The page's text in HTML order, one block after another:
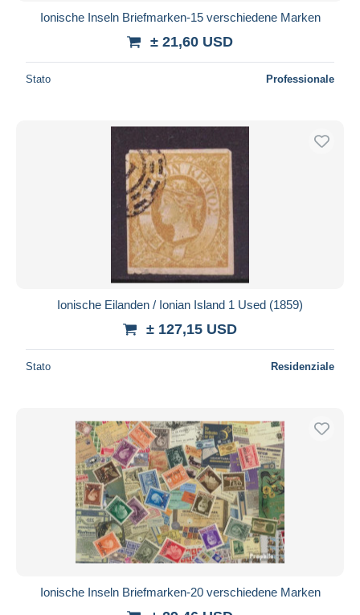
Ionische Inseln Briefmarken-15 verschiedene Marken
± 21,60 USD
Stato Professionale
Ionische Eilanden / Ionian Island 1 Used (1859)
± 127,15 USD
Stato Residenziale
Ionische Inseln Briefmarken-20 verschiedene Marken